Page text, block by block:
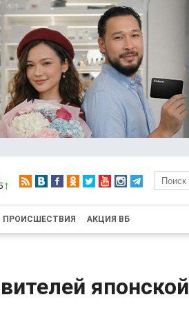
ПРОИСШЕСТВИЯ АКЦИЯ ВБ
японской